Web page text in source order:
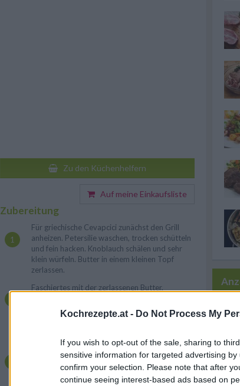
Kochrezepte.at - Do Not Process My
If you wish to opt-out of the sale, sharing to
sensitive information for targeted advertising
confirm your selection. Please note that after
continue seeing interest-based ads based on
Zu den Küchenhelfern
Auf meine Einkaufsliste
Zubereitung
Für griechische Cevapcici zunächst den Grill
anheizen. Petersilie waschen, trocken schütteln
und fein hacken. Knoblauch schälen und sehr
klein würfeln. Butter in einem kleinen Topf
zerlassen.
Faschiertes mit der zerlassenen Butter,
Salz, Pfeffer und Paprikapulver würzen, evtl. mit
Majoran abschmecken. Aus der Masse ca. 4 cm
Die Cevapcici mit Öl bestreichen und auf dem
heißen Grill ca. 5-7 Minuten grillen, dabei
mehrmals wenden und immer wieder mit Öl
bepinseln. Währenddessen die Zwiebeln